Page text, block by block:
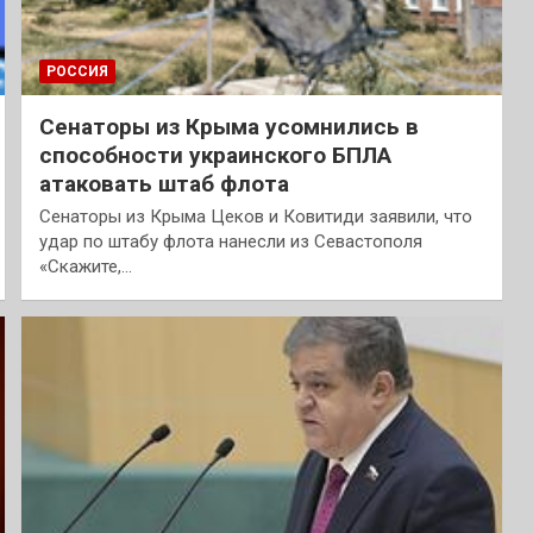
РОССИЯ
Сенаторы из Крыма усомнились в
способности украинского БПЛА
атаковать штаб флота
Сенаторы из Крыма Цеков и Ковитиди заявили, что
удар по штабу флота нанесли из Севастополя
«Скажите,…